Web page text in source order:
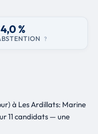
%
?
à Les Ardillats: Marine
11 candidats — une